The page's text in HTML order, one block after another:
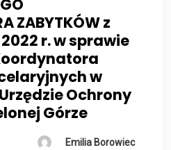
ZABYTKÓW z
r. w sprawie
w
Ochrony
Górze
Emilia Borowiec